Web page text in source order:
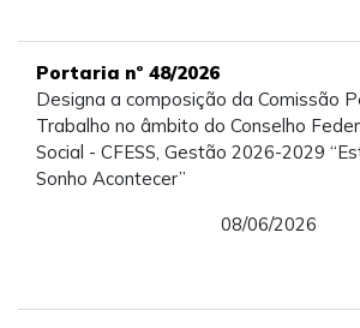
Portaria nº 48/2026
Designa a composição da Comissão
Trabalho no âmbito do Conselho
Social - CFESS, Gestão 2026-2029
Sonho Acontecer”
08/06/2026